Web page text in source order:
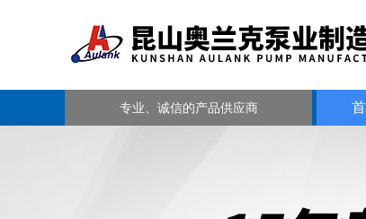
专业、诚信的产品供应商